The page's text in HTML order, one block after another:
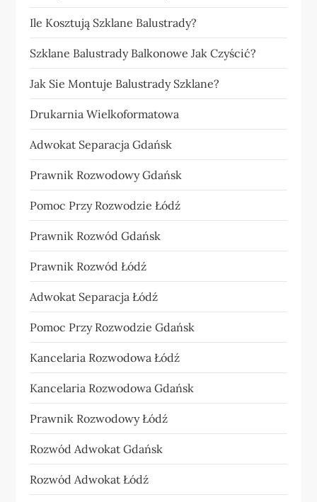
Ile Kosztują Szklane Balustrady?
Szklane Balustrady Balkonowe Jak Czyścić?
Jak Sie Montuje Balustrady Szklane?
Drukarnia Wielkoformatowa
Adwokat Separacja Gdańsk
Prawnik Rozwodowy Gdańsk
Pomoc Przy Rozwodzie Łódź
Prawnik Rozwód Gdańsk
Prawnik Rozwód Łódź
Adwokat Separacja Łódź
Pomoc Przy Rozwodzie Gdańsk
Kancelaria Rozwodowa Łódź
Kancelaria Rozwodowa Gdańsk
Prawnik Rozwodowy Łódź
Rozwód Adwokat Gdańsk
Rozwód Adwokat Łódź